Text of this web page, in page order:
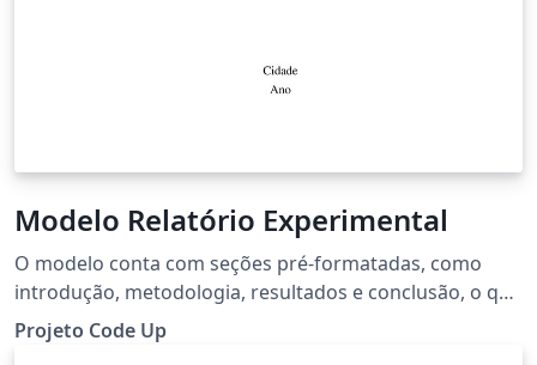
Modelo Relatório Experimental
O modelo conta com seções pré-formatadas, como
introdução, metodologia, resultados e conclusão, o que
simplifica a organização e a apresentação clara dos
resultados de pesquisas e experimentos acadêmicos.
Projeto Code Up